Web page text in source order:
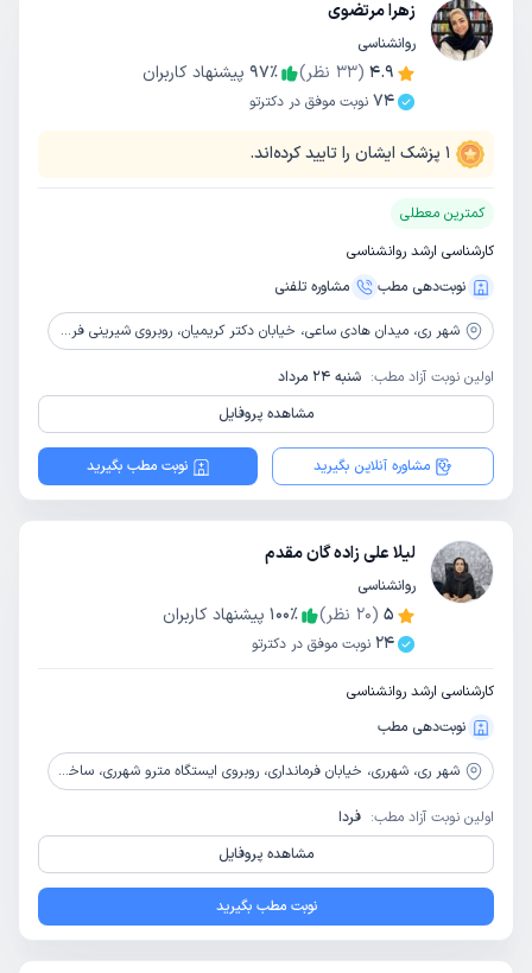
زهرا مرتضوی
روانشناسی
4.9
(
33 نظر) 97٪
پیشنهاد کاربران
74 نوبت موفق در دکترتو
1 پزشک ایشان را تایید کرده‌اند.
کمترین معطلی
کارشناسی ارشد روانشناسی
نوبت‌دهی مطب
مشاوره‌ تلفنی
شهر ری، میدان هادی ساعی، خیابان دکتر کریمیان، روبروی شیرینی فروشی شهر آرا، مجتمع صدف، ورودی آ یک، طبقه 4، واحد 16
اولین نوبت آزاد مطب: شنبه 24 مرداد
مشاهده پروفایل
مشاوره آنلاین بگیرید نوبت مطب بگیرید
لیلا علی زاده گان مقدم
روانشناسی
5
(
20 نظر) 100٪
پیشنهاد کاربران
24 نوبت موفق در دکترتو
کارشناسی ارشد روانشناسی
نوبت‌دهی مطب
شهر ری، شهرری، خیابان فرمانداری، روبروی ایستگاه مترو شهرری، ساختمان پزشکان نور، طبقه 2
اولین نوبت آزاد مطب: فردا
مشاهده پروفایل
نوبت مطب بگیرید